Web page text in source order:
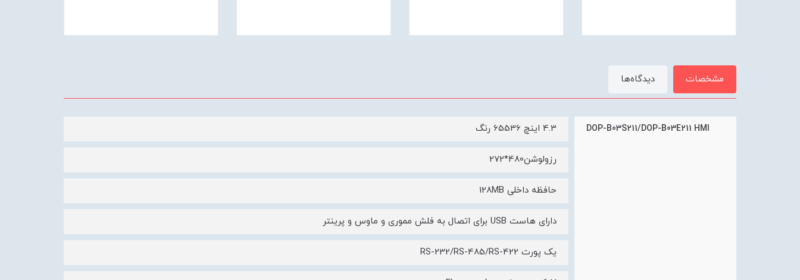
مشخصات دیدگاه‌ها
DOP-B03S211/DOP-B03E211 HMI 4.3 اینچ 65536 رنگ
رزولوشن480*272
حافظه داخلی 128MB
دارای هاست USB برای اتصال به فلش مموری و ماوس و پرینتر
یک پورت RS-232/RS-485/RS-422